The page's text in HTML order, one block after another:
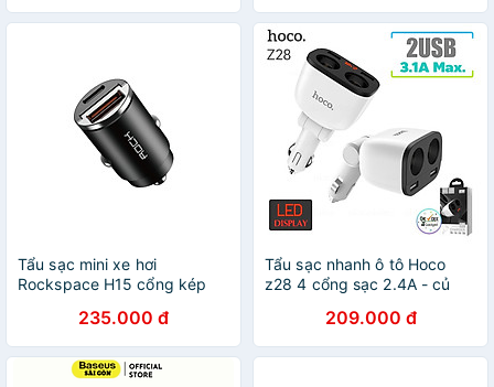
Tẩu sạc mini xe hơi
Rockspace H15 cổng kép
không nóng máy hàng chính
hãng
235.000 đ
Tẩu sạc nhanh ô tô Hoco
z28 4 cổng sạc 2.4A - củ
cấp - hàng chính hãng
209.000 đ